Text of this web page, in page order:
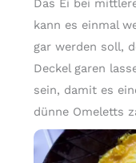
Das Ei bei
kann es einmal
gar werden soll,
Deckel garen
sein, damit es
dünne Omeletts